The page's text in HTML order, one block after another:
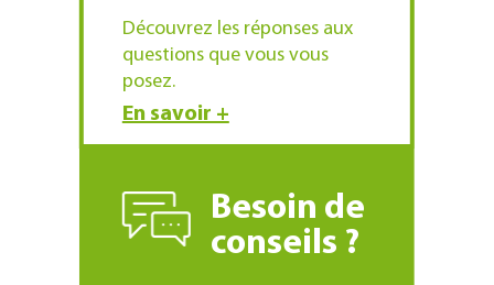
Découvrez les réponses aux
questions que vous vous
posez.
En savoir +
Besoin de
conseils ?